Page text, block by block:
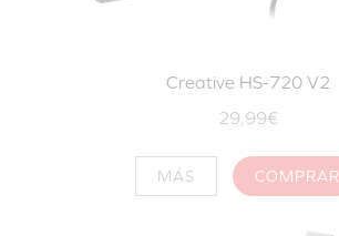
Creative HS-720 V2
29,99€
MÁS COMPRAR